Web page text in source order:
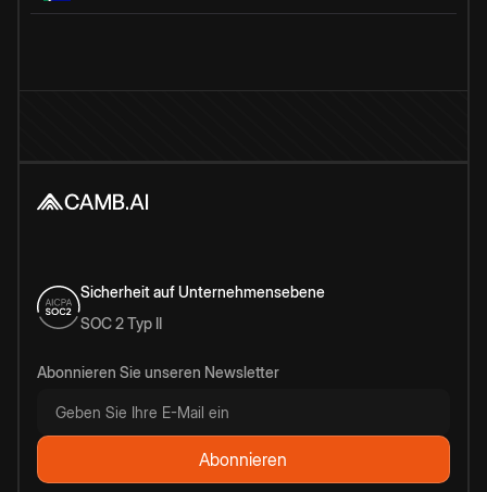
Sicherheit auf Unternehmensebene
SOC 2 Typ II
Abonnieren Sie unseren Newsletter